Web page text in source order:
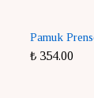
Pamuk
₺ 354.00